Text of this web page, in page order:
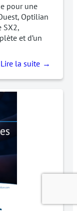
pour une
Optilian
SX2,
et d’un
Lire la suite